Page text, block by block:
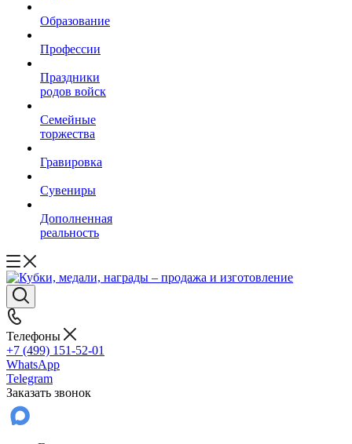
Образование
Профессии
Праздники
родов войск
Семейные
торжества
Гравировка
Сувениры
Дополненная
реальность
Телефоны
+7 (499) 151-52-01
WhatsApp
Telegram
Заказать звонок